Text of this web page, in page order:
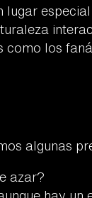
lugar
los
algunas
azar?